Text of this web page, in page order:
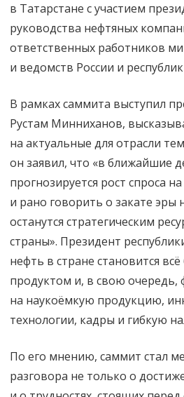
в Татарстане с участием
руководства нефтяных
ответственных работников
и ведомств России и
В рамках саммита выступил
Рустам Минниханов,
на актуальные для отрасли
он заявил, что «в ближайшие
прогнозируется рост спроса
и рано говорить о закате эры
останутся стратегическим
страны». Президент
нефть в стране становится
продуктом и, в свою очередь,
на наукоёмкую продукцию,
технологии, кадры и гибкую
По его мнению, саммит стал
разговора не только о